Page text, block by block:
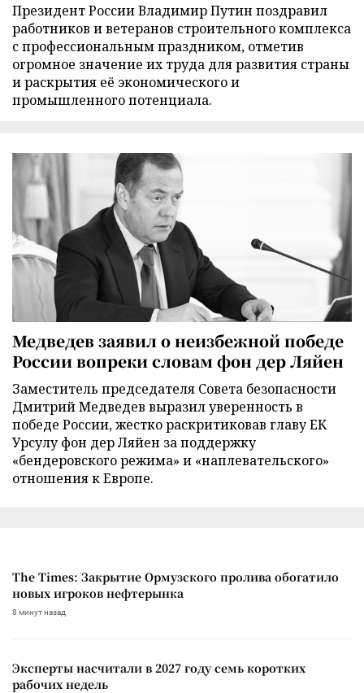
Президент России Владимир Путин поздравил
работников и ветеранов строительного комплекса
с профессиональным праздником, отметив
огромное значение их труда для развития страны
и раскрытия её экономического и
промышленного потенциала.
Медведев заявил о неизбежной победе
России вопреки словам фон дер Ляйен
Заместитель председателя Совета безопасности
Дмитрий Медведев выразил уверенность в
победе России, жестко раскритиковав главу ЕК
Урсулу фон дер Ляйен за поддержку
«бендеровского режима» и «наплевательского»
отношения к Европе.
The Times: Закрытие Ормузского пролива обогатило
новых игроков нефтерынка
8 минут назад
Эксперты насчитали в 2027 году семь коротких
рабочих недель